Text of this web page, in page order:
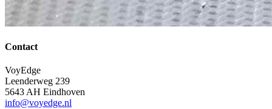
Contact
VoyEdge
Leenderweg 239
5643 AH Eindhoven
info@voyedge.nl